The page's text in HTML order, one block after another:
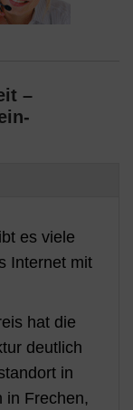
–
es viele
Internet mit
hat die
deutlich
in
in Frechen,